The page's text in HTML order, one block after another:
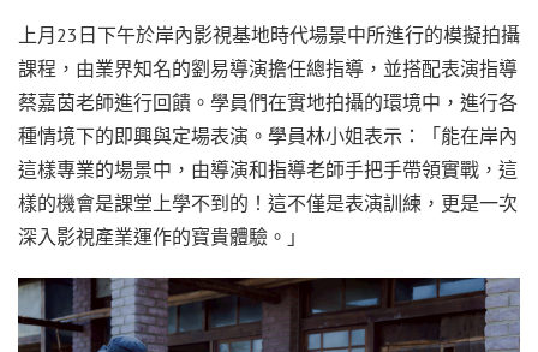
上月23日下午於岸內影視基地時代場景中所進行的模擬拍攝
課程，由業界知名的劉易導演擔任總指導，並搭配表演指導
蔡嘉茵老師進行回饋。學員們在實地拍攝的環境中，進行各
種情境下的即興與定場表演。學員林小姐表示：「能在岸內
這樣專業的場景中，由導演和指導老師手把手帶領實戰，這
樣的機會是課堂上學不到的！這不僅是表演訓練，更是一次
深入影視產業運作的寶貴體驗。」